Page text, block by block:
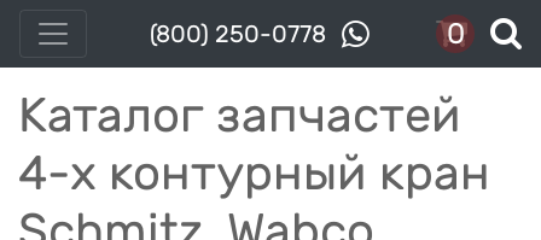
(800) 250-0778 0
Каталог запчастей
4-x контурный кран